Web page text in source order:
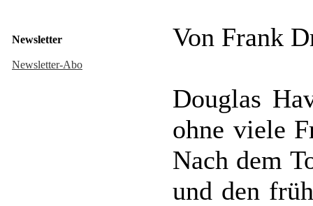
Newsletter
Newsletter-Abo
Von Frank
Douglas
ohne viele
Nach dem
und den